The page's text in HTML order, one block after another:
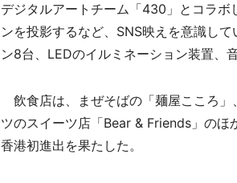
デジタルアートチーム「430」とコラ
ンを投影するなど、SNS映えを意識し
ン8台、LEDのイルミネーション装置、
飲食店は、まぜそばの「麺屋こころ
ツのスイーツ店「Bear & Friends」の
香港初進出を果たした。